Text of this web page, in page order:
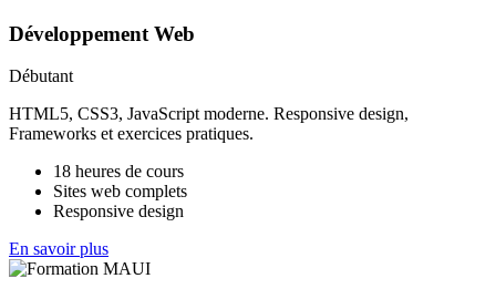
Développement Web
Débutant
HTML5, CSS3, JavaScript moderne. Responsive design,
Frameworks et exercices pratiques.
18 heures de cours
Sites web complets
Responsive design
En savoir plus